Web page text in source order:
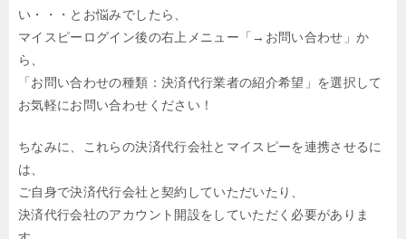
い・・・とお悩みでしたら、
マイスピーログイン後の右上メニュー「→お問い合わせ」か
ら、
「お問い合わせの種類：決済代行業者の紹介希望」を選択して
お気軽にお問い合わせください！
ちなみに、これらの決済代行会社とマイスピーを連携させるに
は、
ご自身で決済代行会社と契約していただいたり、
決済代行会社のアカウント開設をしていただく必要がありま